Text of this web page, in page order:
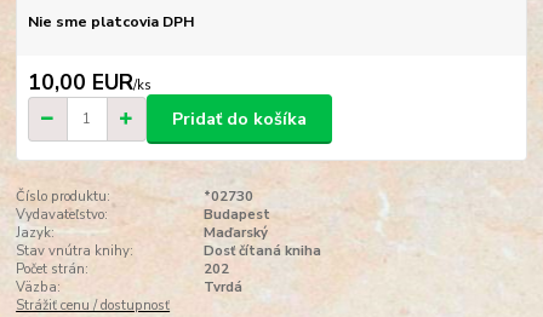
Nie sme platcovia DPH
10,00 EUR/ks
Pridať do košíka
Číslo produktu:
*02730
Vydavateľstvo:
Budapest
Jazyk:
Maďarský
Stav vnútra knihy:
Dosť čítaná kniha
Počet strán:
202
Väzba:
Tvrdá
Strážiť cenu / dostupnosť